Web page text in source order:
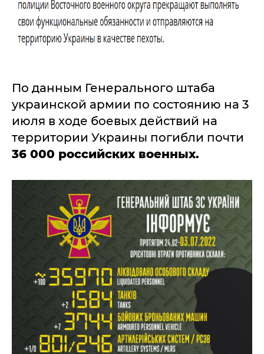
По данным Генерального штаба
украинской армии по состоянию на 3
июля в ходе боевых действий на
территории Украины погибли почти
36 000 российских военных.